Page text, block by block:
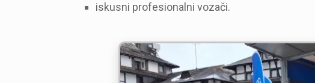
iskusni profesionalni vozači.